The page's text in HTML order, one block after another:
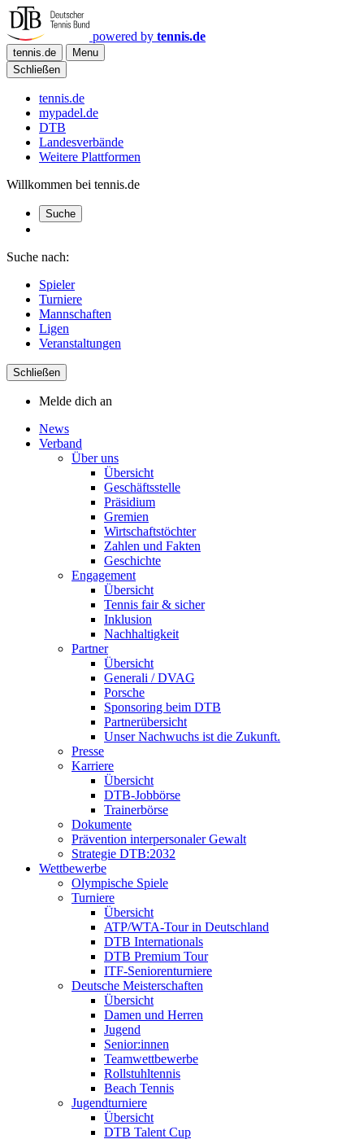
powered by tennis.de
tennis.de
Menu
Schließen
tennis.de
mypadel.de
DTB
Landesverbände
Weitere Plattformen
Willkommen bei tennis.de
Suche
Suche nach:
Spieler
Turniere
Mannschaften
Ligen
Veranstaltungen
Schließen
Melde dich an
News
Verband
Über uns
Übersicht
Geschäftsstelle
Präsidium
Gremien
Wirtschaftstöchter
Zahlen und Fakten
Geschichte
Engagement
Übersicht
Tennis fair & sicher
Inklusion
Nachhaltigkeit
Partner
Übersicht
Generali / DVAG
Porsche
Sponsoring beim DTB
Partnerübersicht
Unser Nachwuchs ist die Zukunft.
Presse
Karriere
Übersicht
DTB-Jobbörse
Trainerbörse
Dokumente
Prävention interpersonaler Gewalt
Strategie DTB:2032
Wettbewerbe
Olympische Spiele
Turniere
Übersicht
ATP/WTA-Tour in Deutschland
DTB Internationals
DTB Premium Tour
ITF-Seniorenturniere
Deutsche Meisterschaften
Übersicht
Damen und Herren
Jugend
Senior:innen
Teamwettbewerbe
Rollstuhltennis
Beach Tennis
Jugendturniere
Übersicht
DTB Talent Cup